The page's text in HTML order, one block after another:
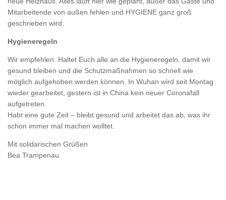
Mitarbeitende von außen fehlen und HYGIENE ganz groß
geschrieben wird.
Hygieneregeln
Wir empfehlen: Haltet Euch alle an die Hygieneregeln, damit wir
gesund bleiben und die Schutzmaßnahmen so schnell wie
möglich aufgehoben werden können. In Wuhan wird seit Montag
wieder gearbeitet, gestern ist in China kein neuer Coronafall
aufgetreten.
Habt eine gute Zeit – bleibt gesund und arbeitet das ab, was ihr
schon immer mal machen wolltet.
Mit solidarischen Grüßen
Bea Trampenau